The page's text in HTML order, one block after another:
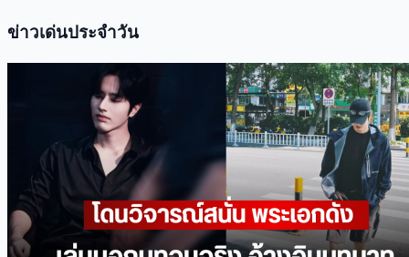
ข่าวเด่นประจำวัน